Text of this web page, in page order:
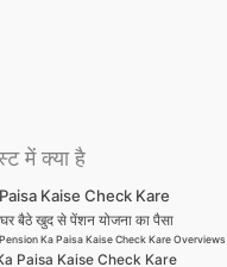
में क्या है
Kaise Check Kare
बैठे खुद से पेंशन योजना का पैसा
Pension Ka Paisa Kaise Check Kare Overviews
Paisa Kaise Check Kare